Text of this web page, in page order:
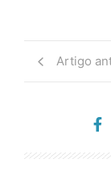
Artigo